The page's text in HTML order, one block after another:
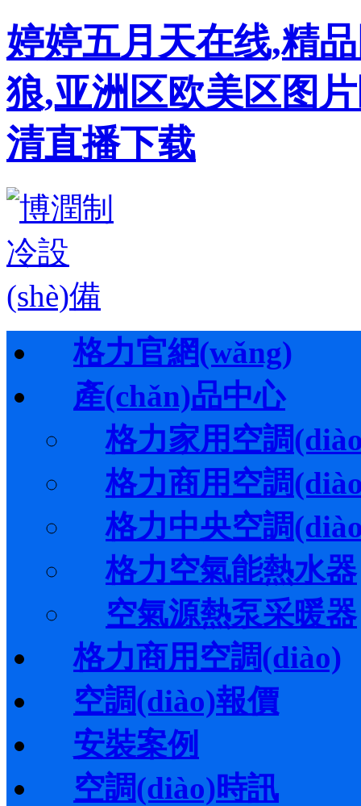
婷婷五月天在线,精
狼,亚洲区欧美区图
清直播下载
格力官網(wǎng)
產(chǎn)品中心
格力家用空調
格力商用空調
格力中央空調
格力空氣能熱水器
空氣源熱泵采暖器
格力商用空調(diào)
空調(diào)報價
安裝案例
空調(diào)時訊